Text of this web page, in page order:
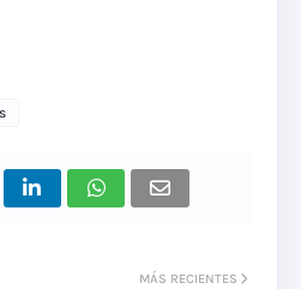
MÁS RECIENTES